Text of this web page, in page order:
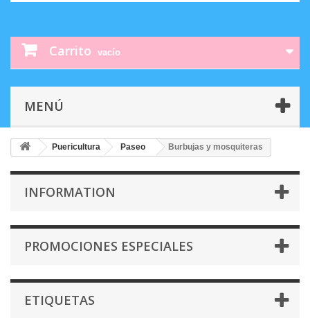
Carrito vacío
MENÚ
Puericultura Paseo Burbujas y mosquiteras
INFORMATION
PROMOCIONES ESPECIALES
ETIQUETAS